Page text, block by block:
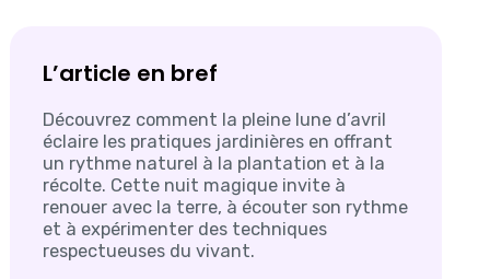
L’article en bref
Découvrez comment la pleine lune d’avril
éclaire les pratiques jardinières en offrant
un rythme naturel à la plantation et à la
récolte. Cette nuit magique invite à
renouer avec la terre, à écouter son rythme
et à expérimenter des techniques
respectueuses du vivant.